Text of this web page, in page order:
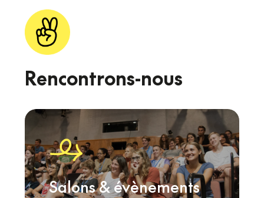
Rencontrons-nous
Salons & évènements